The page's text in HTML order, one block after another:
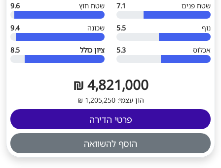
שטח פנים
7.1 שטח חוץ 9.6
נוף 5.5 שכונה 9.4
אכלוס 5.3 ציון כולל 8.5
4,821,000 ₪
הון עצמי: 1,205,250 ₪
פרטי הדירה
הוסף להשוואה